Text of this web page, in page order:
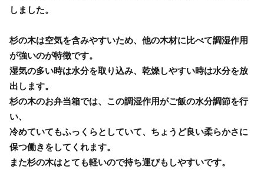
しました。
杉の木は空気を含みやすいため、他の木材に比べて調湿作用
が強いのが特徴です。
湿気の多い時は水分を取り込み、乾燥しやすい時は水分を放
出します。
杉の木のお弁当箱では、この調湿作用がご飯の水分調節を行
い、
冷めていてもふっくらとしていて、ちょうど良い柔らかさに
保つ働きをしてくれます。
また杉の木はとても軽いので持ち運びもしやすいです。